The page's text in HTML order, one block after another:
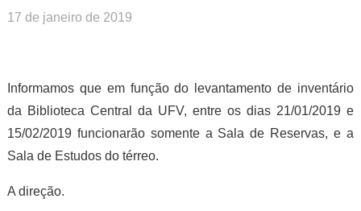
17 de janeiro de 2019
Informamos que em função do levantamento de inventário
da Biblioteca Central da UFV, entre os dias 21/01/2019 e
15/02/2019 funcionarão somente a Sala de Reservas, e a
Sala de Estudos do térreo.
A direção.